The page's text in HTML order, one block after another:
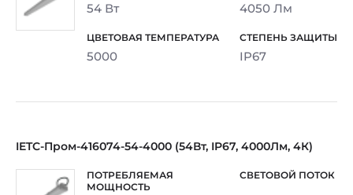
54 Вт 4050 Лм
5000 IP67
IETC-Пром-416074-54-4000 (54Вт, IP67, 4000Лм, 4К)